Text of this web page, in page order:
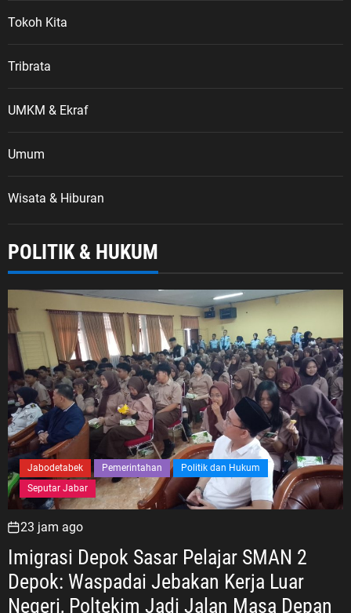
Tokoh Kita
Tribrata
UMKM & Ekraf
Umum
Wisata & Hiburan
POLITIK & HUKUM
Jabodetabek Pemerintahan
Politik dan Hukum
Seputar Jabar
23 jam ago
Imigrasi Depok Sasar Pelajar SMAN 2
Depok: Waspadai Jebakan Kerja Luar